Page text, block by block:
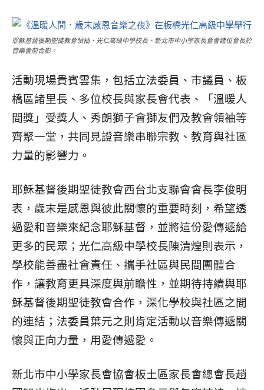
耶穌基督後期聖徒教會領袖、光仁高級中學校長、新北市中小學家長會會諸位會長於
音樂會前合影。
活動現場貴賓雲集，包括立法委員、市議員、板
橋區諸里長、多位校長與家長會代表、「溫暖人
間獎」受獎人、秀朗獅子會獅友們及教會領袖等
齊聚一堂，共同見證音樂串聯宗教、教育與社區
力量的影響力。
耶穌基督後期聖徒教會西台北支聯會會長李俊明
表，歲末是感恩與彼此關懷的重要時刻，希望透
過愛和音樂來紀念耶穌基督，並將這份愛傳遞給
更多的民眾；光仁高級中學校長陳清煌則表示，
學校能善盡社會責任、攜手社區與民間團體合
作，讓教育更具深度與前瞻性，並期待持續與耶
穌基督後期聖徒教會合作，深化學校與社區之間
的連結；法委員葉元之則肯定活動以音樂傳遞關
懷與正向力量，用愛傳遞愛。
新北市中小學家長會協會板土區家長會總會長趙